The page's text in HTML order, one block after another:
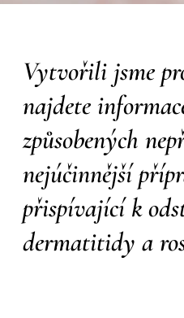
Vytvořili jsme
najdete
způsobených
nejúčinnější
přispívající k
dermatitidy a